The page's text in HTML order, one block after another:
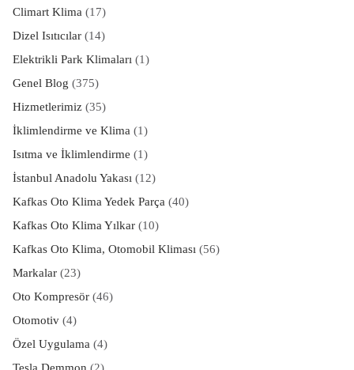
Climart Klima(17)
Dizel Isıtıcılar(14)
Elektrikli Park Klimaları(1)
Genel Blog (375)
Hizmetlerimiz(35)
İklimlendirme ve Klima(1)
Isıtma ve İklimlendirme (1)
İstanbul Anadolu Yakası(12)
Kafkas Oto Klima Yedek Parça(40)
Kafkas Oto Klima Yılkar(10)
Kafkas Oto Klima, Otomobil Kliması(56)
Markalar(23)
Oto Kompresör(46)
Otomotiv(4)
Özel Uygulama(4)